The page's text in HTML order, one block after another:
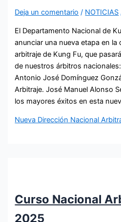
Deja un comentario / NOTICIAS
El Departamento Nacional de
anunciar una nueva etapa en
arbitraje de Kung Fu, que
de nuestros árbitros
Antonio José Domínguez
Arbitraje. José Manuel Alonso
los mayores éxitos en esta
Nueva Dirección Nacional
Curso Nacional
2025